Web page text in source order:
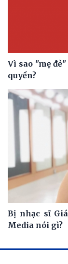
Vì sao "mẹ
quyền?
Bị nhạc sĩ
Media nói gì?